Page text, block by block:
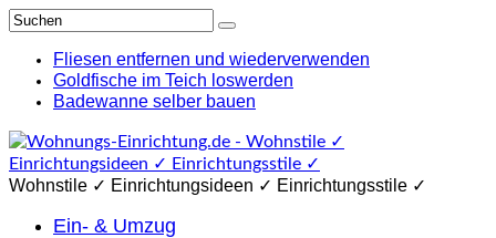
Fliesen entfernen und wiederverwenden
Goldfische im Teich loswerden
Badewanne selber bauen
Wohnstile ✓ Einrichtungsideen ✓ Einrichtungsstile ✓
Ein- & Umzug